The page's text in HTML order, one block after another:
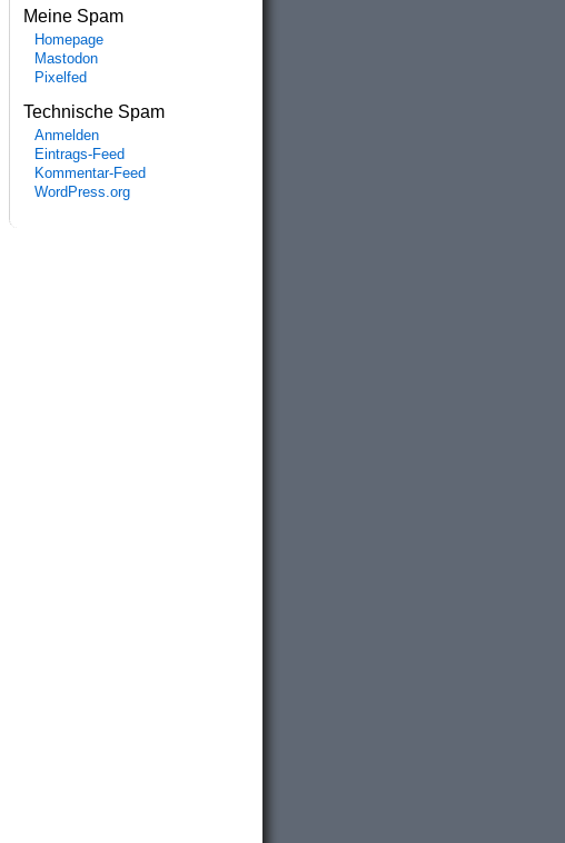
Meine Spam
Homepage
Mastodon
Pixelfed
Technische Spam
Anmelden
Eintrags-Feed
Kommentar-Feed
WordPress.org